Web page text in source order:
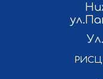
РИСЦ